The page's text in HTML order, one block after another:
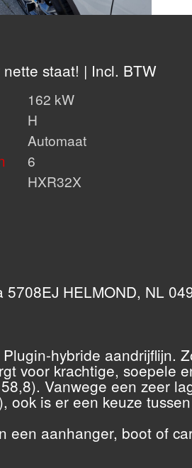
staat! | Incl. BTW
162 kW
H
Automaat
6
HXR32X
HELMOND, NL
hybride aandrijflijn.
voor krachtige, soepele
Vanwege een zeer
is er een keuze
aanhanger, boot of